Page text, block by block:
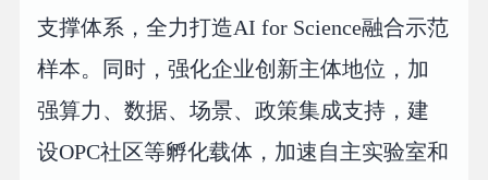
支撑体系，全力打造AI for Science融合示范
样本。同时，强化企业创新主体地位，加
强算力、数据、场景、政策集成支持，建
设OPC社区等孵化载体，加速自主实验室和